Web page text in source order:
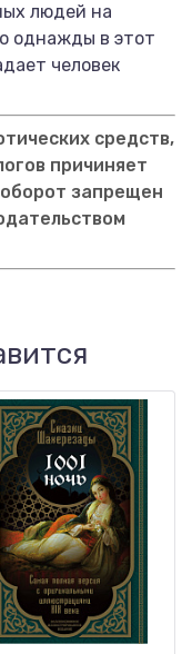
людей на
однажды в этот
человек
средств,
причиняет
запрещен